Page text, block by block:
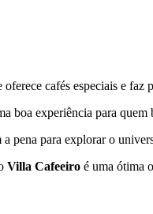
oferece cafés especiais e faz
boa experiência para quem
pena para explorar o
Villa Cafeeiro é uma ótima